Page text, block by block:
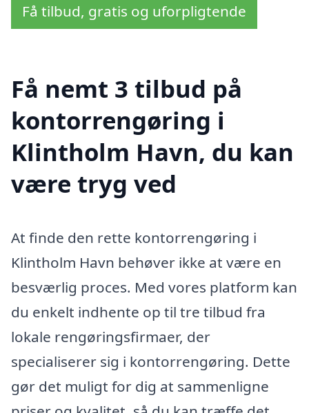
Få tilbud, gratis og uforpligtende
Få nemt 3 tilbud på
kontorrengøring i
Klintholm Havn, du kan
være tryg ved
At finde den rette kontorrengøring i
Klintholm Havn behøver ikke at være en
besværlig proces. Med vores platform kan
du enkelt indhente op til tre tilbud fra
lokale rengøringsfirmaer, der
specialiserer sig i kontorrengøring. Dette
gør det muligt for dig at sammenligne